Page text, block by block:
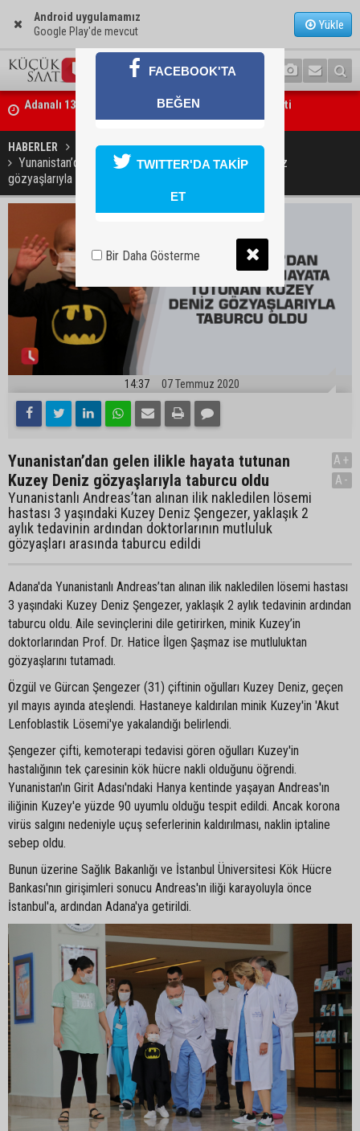
Android uygulamamız
Google Play'de mevcut
Yükle
Adanalı NASA astronotu Deniz Burnham uzaya gidiyor
HABERLER YAŞAM
Yunanistan’dan gelen ilikle hayata tutunan Kuzey Deniz
gözyaşlarıyla taburcu oldu
14:37 07 Temmuz 2020
Yunanistan’dan gelen ilikle hayata tutunan
Kuzey Deniz gözyaşlarıyla taburcu oldu
Yunanistanlı Andreas’tan alınan ilik nakledilen lösemi
hastası 3 yaşındaki Kuzey Deniz Şengezer, yaklaşık 2
aylık tedavinin ardından doktorlarının mutluluk
gözyaşları arasında taburcu edildi
A+
A-
Adana'da Yunanistanlı Andreas’tan alınan ilik nakledilen lösemi hastası
3 yaşındaki Kuzey Deniz Şengezer, yaklaşık 2 aylık tedavinin ardından
taburcu oldu. Aile sevinçlerini dile getirirken, minik Kuzey’in
doktorlarından Prof. Dr. Hatice İlgen Şaşmaz ise mutluluktan
gözyaşlarını tutamadı.
Özgül ve Gürcan Şengezer (31) çiftinin oğulları Kuzey Deniz, geçen
yıl mayıs ayında ateşlendi. Hastaneye kaldırılan minik Kuzey'in 'Akut
Lenfoblastik Lösemi'ye yakalandığı belirlendi.
Şengezer çifti, kemoterapi tedavisi gören oğulları Kuzey'in
hastalığının tek çaresinin kök hücre nakli olduğunu öğrendi.
Yunanistan'ın Girit Adası'ndaki Hanya kentinde yaşayan Andreas'ın
iliğinin Kuzey'e yüzde 90 uyumlu olduğu tespit edildi. Ancak korona
virüs salgını nedeniyle uçuş seferlerinin kaldırılması, naklin iptaline
sebep oldu.
Bunun üzerine Sağlık Bakanlığı ve İstanbul Üniversitesi Kök Hücre
Bankası'nın girişimleri sonucu Andreas'ın iliği karayoluyla önce
İstanbul'a, ardından Adana'ya getirildi.
FACEBOOK'TA
BEĞEN
TWITTER'DA TAKİP
ET
Bir Daha Gösterme